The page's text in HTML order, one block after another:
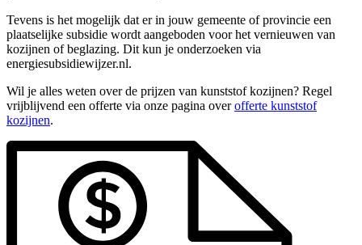
Tevens is het mogelijk dat er in jouw gemeente of provincie een
plaatselijke subsidie wordt aangeboden voor het vernieuwen van
kozijnen of beglazing. Dit kun je onderzoeken via
energiesubsidiewijzer.nl.
Wil je alles weten over de prijzen van kunststof kozijnen? Regel
vrijblijvend een offerte via onze pagina overofferte kunststof
kozijnen.